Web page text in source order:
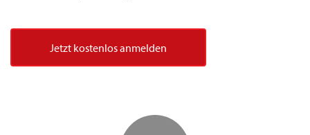
Jetzt kostenlos anmelden